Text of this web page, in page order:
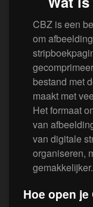
CBZ is een
om
bestand met
maakt met
Het formaat
van
van digitale
organiseren,
gemakkelijker.
Hoe open